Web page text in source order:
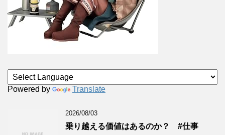
Powered by Translate
2026/08/03
乗り越える価値はあるのか？ #仕事